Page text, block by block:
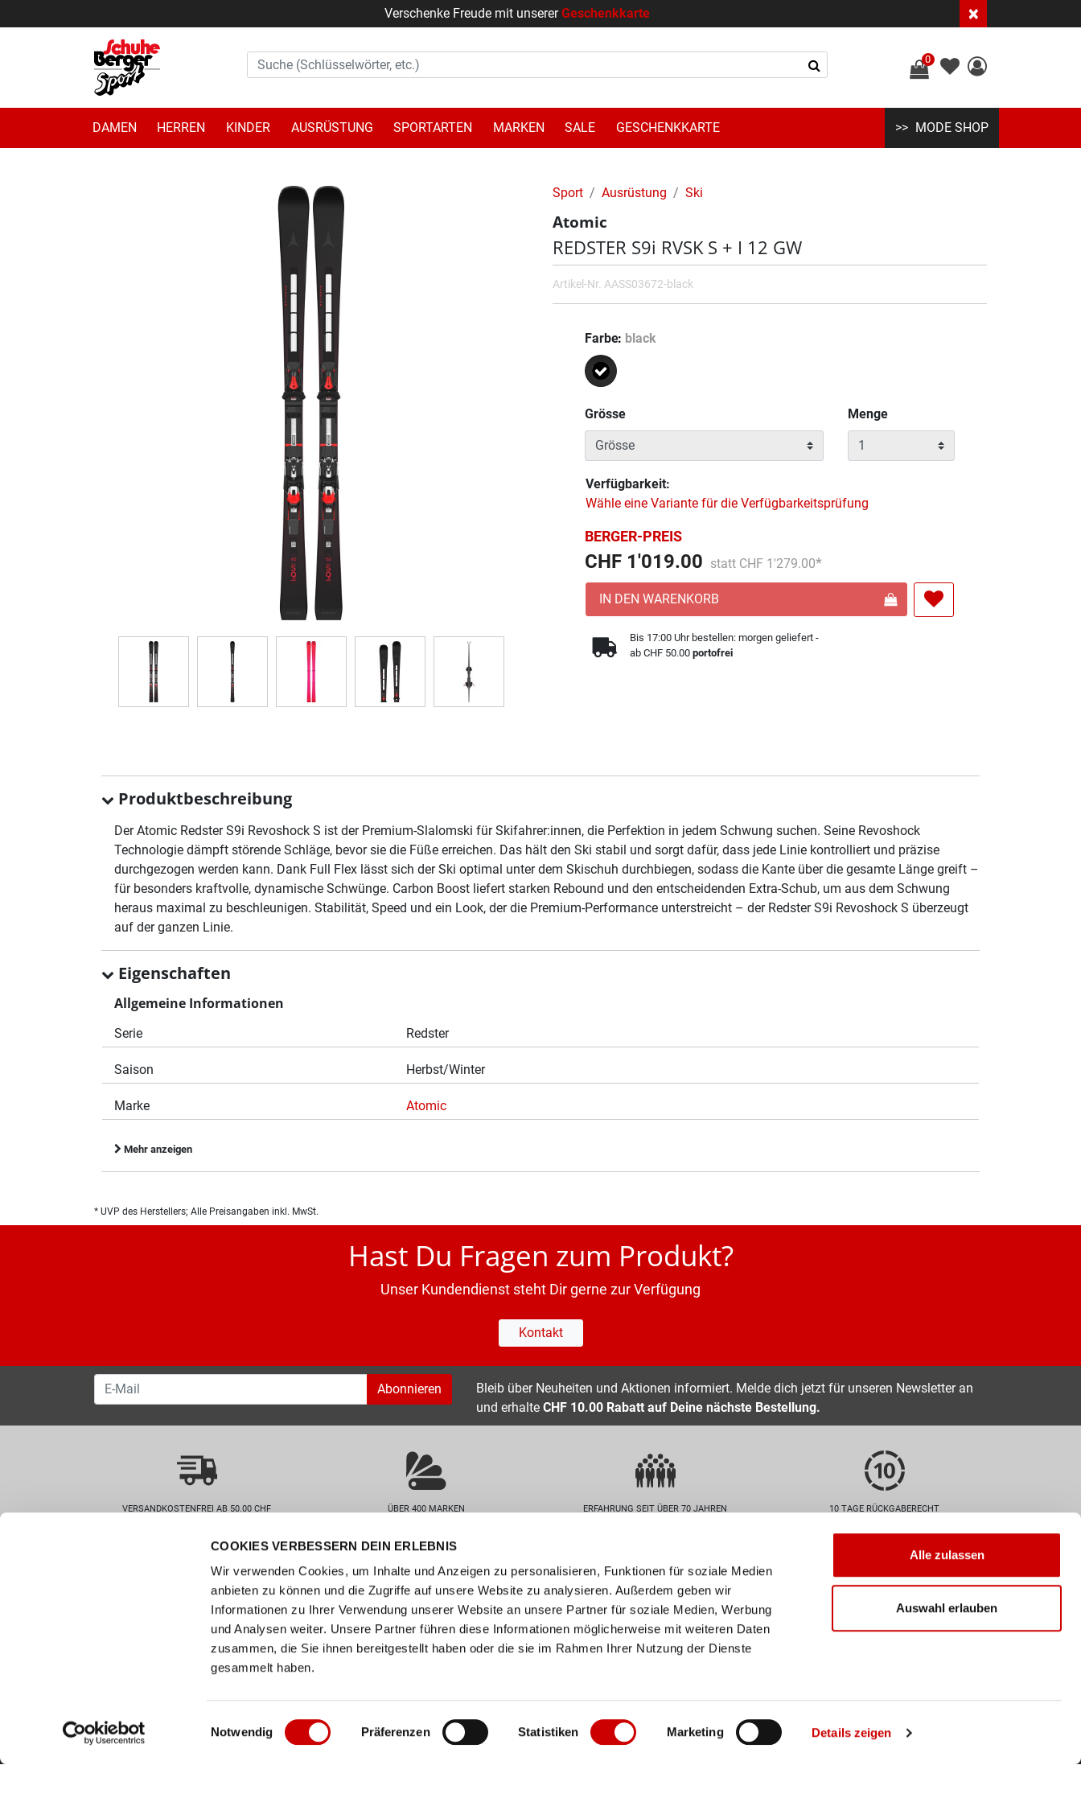
COOKIES VERBESSERN DEIN ERLEBNIS
Wir verwenden Cookies, um Inhalte und Anzeigen zu personalisieren, Funktionen für soziale Medien
anbieten zu können und die Zugriffe auf unsere Website zu analysieren. Außerdem geben wir
Informationen zu Ihrer Verwendung unserer Website an unsere Partner für soziale Medien, Werbung
und Analysen weiter. Unsere Partner führen diese Informationen möglicherweise mit weiteren Daten
zusammen, die Sie ihnen bereitgestellt haben oder die sie im Rahmen Ihrer Nutzung der Dienste
gesammelt haben.
Einwilligungsauswahl
Notwendig Präferenzen Statistiken Marketing Details zeigen
Alle zulassen
Auswahl erlauben
Verschenke Freude mit unsererGeschenkkarte ×
0
DAMEN HERREN KINDER AUSRÜSTUNG SPORTARTEN MARKEN SALE GESCHENKKARTE MODE SHOP
Sport Ausrüstung Ski
Atomic
REDSTER S9i RVSK S + I 12 GW
Artikel-Nr. AASS03672-black
Farbe black
Grösse
Menge
Verfügbarkeit:
Wähle eine Variante für die Verfügbarkeitsprüfung
BERGER-PREIS
CHF 1'019.00 Preis reduziert von
statt CHF 1'279.00
An
IN DEN WARENKORB
Bis 17:00 Uhr bestellen: morgen geliefert -
ab CHF 50.00portofrei
Produktbeschreibung
Der Atomic Redster S9i Revoshock S ist der Premium-Slalomski für Skifahrer:innen, die Perfektion in jedem Schwung suchen. Seine Revoshock
Technologie dämpft störende Schläge, bevor sie die Füße erreichen. Das hält den Ski stabil und sorgt dafür, dass jede Linie kontrolliert und präzise
durchgezogen werden kann. Dank Full Flex lässt sich der Ski optimal unter dem Skischuh durchbiegen, sodass die Kante über die gesamte Länge greift –
für besonders kraftvolle, dynamische Schwünge. Carbon Boost liefert starken Rebound und den entscheidenden Extra-Schub, um aus dem Schwung
heraus maximal zu beschleunigen. Stabilität, Speed und ein Look, der die Premium-Performance unterstreicht – der Redster S9i Revoshock S überzeugt
auf der ganzen Linie.
Eigenschaften
Allgemeine Informationen
Serie Redster
Saison Herbst/Winter
Marke Atomic
Mehr anzeigen
* UVP des Herstellers; Alle Preisangaben inkl. MwSt.
Hast Du Fragen zum Produkt?
Unser Kundendienst steht Dir gerne zur Verfügung
Kontakt
Abonnieren
Bleib über Neuheiten und Aktionen informiert. Melde dich jetzt für unseren Newsletter an
und erhalte CHF 10.00 Rabatt auf Deine nächste Bestellung.
VERSANDKOSTENFREI AB 50.00 CHF ÜBER 400 MARKEN ERFAHRUNG SEIT ÜBER 70 JAHREN 10 TAGE RÜCKGABERECHT
Wie können wir helfen?
LinkedIn
Kundenservice
Hilfe & FAQs
Zahlarten
Retouren
Newsletter
Standorte
Über uns
Events
Schweizer Post versendet. Ab
CHF ist der Versand
innerhalb der Schweiz